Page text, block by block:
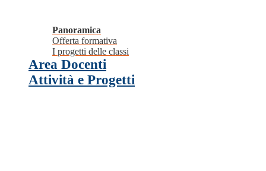
Panoramica
Offerta formativa
I progetti delle classi
Area Docenti
Attività e Progetti